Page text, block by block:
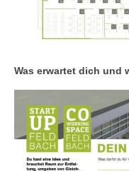
Was erwartet dich und